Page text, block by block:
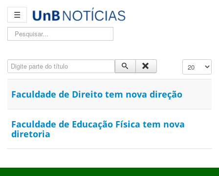
☰
Pesquisar...
Digite parte do título Exibir #
Faculdade de Direito tem nova direção
Faculdade de Educação Física tem nova
diretoria